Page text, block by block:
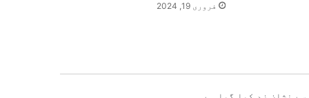
فروری 19, 2024